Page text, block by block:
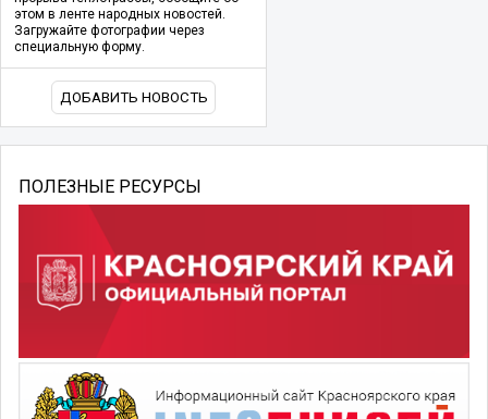
этом в ленте народных новостей.
Загружайте фотографии через
специальную форму.
ДОБАВИТЬ НОВОСТЬ
ПОЛЕЗНЫЕ РЕСУРСЫ